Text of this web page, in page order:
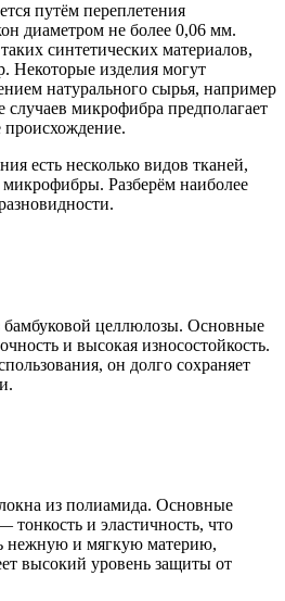
путём переплетения
диаметром не более 0,06 мм.
синтетических материалов,
Некоторые изделия могут
натурального сырья, например
микрофибра предполагает
происхождение.
есть несколько видов тканей,
Разберём наиболее
бамбуковой целлюлозы. Основные
и высокая износостойкость.
он долго сохраняет
из полиамида. Основные
тонкость и эластичность, что
нежную и мягкую материю,
высокий уровень защиты от